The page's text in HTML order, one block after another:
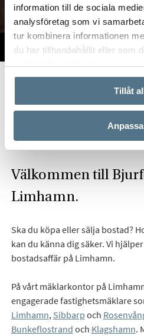
information till de sociala
analysföretag som vi
tur kombinera informationen
du har tillhandahållit eller som
använt deras tjänster.
Tillåt
Anpassa
TILL SALU VI PÅ KONTORET
Hitta mäklare
Välkommen till
Limhamn.
Ska du köpa eller sälja bostad?
kan du känna dig säker. Vi
bostadsaffär på Limhamn.
På vårt mäklarkontor på
engagerade fastighetsmäklare
Limhamn, Sibbarp och
Bunkeflostrand och Klagshamn.